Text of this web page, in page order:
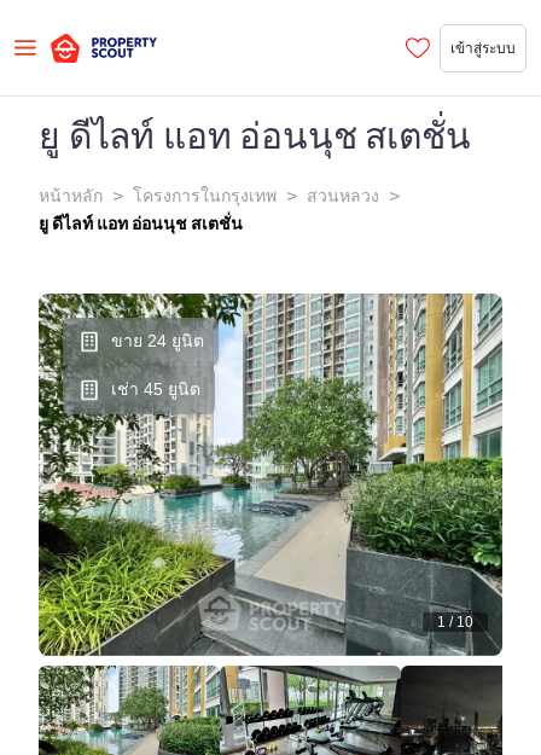
เข้าสู่ระบบ
ยู ดีไลท์ แอท อ่อนนุช สเตชั่น
หน้าหลัก > โครงการในกรุงเทพ > สวนหลวง >
ยู ดีไลท์ แอท อ่อนนุช สเตชั่น
ขาย 24 ยูนิต
เช่า 45 ยูนิต
1 / 10